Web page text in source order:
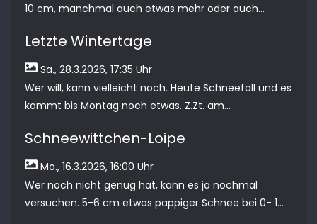
10 cm, manchmal auch etwas mehr oder auch...
Letzte Wintertage
Sa., 28.3.2026, 17:35 Uhr
Wer will, kann vielleicht noch. Heute Schneefall und es
kommt bis Montag noch etwas. Z.Zt. am...
Schneewittchen-Loipe
Mo., 16.3.2026, 16:00 Uhr
Wer noch nicht genug hat, kann es ja nochmal
versuchen. 5-6 cm etwas pappiger Schnee bei 0- 1...